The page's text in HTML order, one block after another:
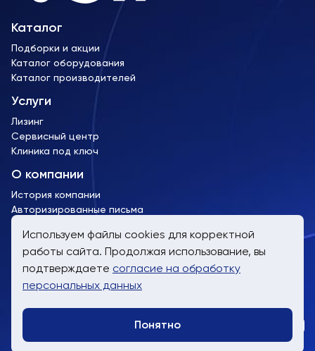
Каталог
Подборки и акции
Каталог оборудования
Каталог производителей
Услуги
Лизинг
Сервисный центр
Клиника под ключ
О компании
История компании
Авторизированные письма
пн-пт, 9:00 до 19:00
8 (800) 707-61-24
info@trimm.ru
Используем файлы cookies для корректной
работы сайта. Продолжая использование, вы
подтверждаете согласие на обработку
персональных данных
Понятно